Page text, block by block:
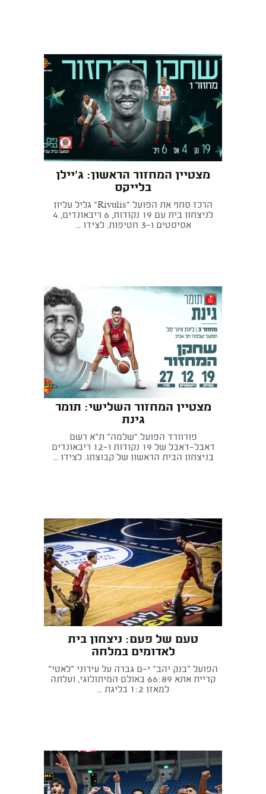
מצטיין המחזור הראשון: ג'יילן
בלייקס
הרכז סחף את הפועל "Rivulis" גליל עליון
לניצחון בית עם 19 נקודות, 6 ריבאונדים, 4
אסיסטים ו־3 חטיפות. לצידו ...
מצטיין המחזור השלישי: תומר
גינת
פורוורד הפועל "שלמה" ת"א רשם
דאבל־דאבל של 19 נקודות ו-12 ריבאונדים
בניצחון הבית הראשון של קבוצתו. לצידו ...
טעם של פעם: ניצחון בית
לאדומים במלחה
הפועל "בנק יהב" י-ם גברה על עירוני "לאטי"
קריית אתא 66:89 באולם המיתולוגי, ועלתה
למאזן 1:2 בליגת ...